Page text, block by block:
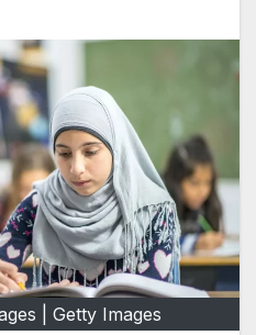
| Getty Images